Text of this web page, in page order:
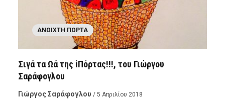
ΑΝΟΙΧΤΉ ΠΌΡΤΑ
Σιγά τα Ωά της iΠόρτας!!!, του Γιώργου
Σαράφογλου
Γιώργος Σαράφογλου / 5 Απριλίου 2018